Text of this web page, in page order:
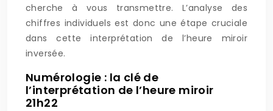
cherche à vous transmettre. L’analyse des
chiffres individuels est donc une étape cruciale
dans cette interprétation de l’heure miroir
inversée.
Numérologie : la clé de
l’interprétation de l’heure miroir
21h22